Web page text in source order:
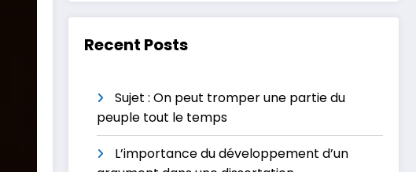
Recent Posts
Sujet : On peut tromper une partie du
peuple tout le temps
L’importance du développement d’un